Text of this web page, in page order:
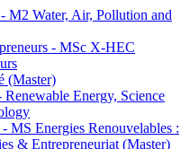
M2 Water, Air, Pollution and
- MSc X-HEC
(Master)
Energy, Science
MS Energies Renouvelables :
& Entrepreneuriat (Master)